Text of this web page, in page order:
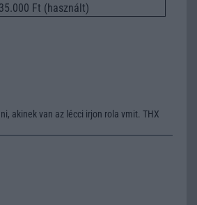
Ft (használt)
akinek van az lécci irjon rola vmit. THX